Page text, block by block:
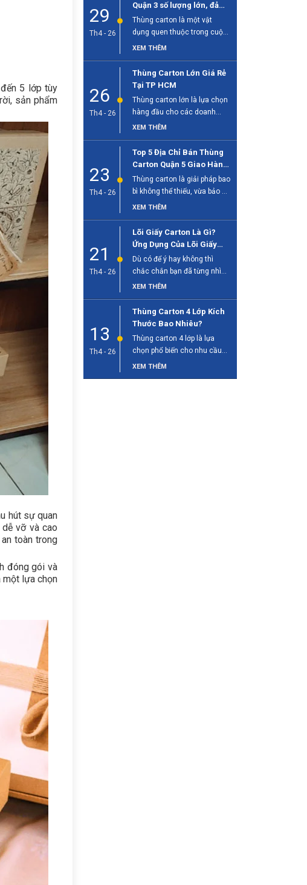
5 lớp tùy
sản phẩm
hút sự quan
vỡ và cao
toàn trong
đóng gói và
một lựa chọn
29
Th4 - 26
Quận 3 số lượng lớn, đảm
bảo chất lượng
Thùng carton là một vật
dụng quen thuộc trong cuộc
sống hiện đại, đặc biệt quan
XEM THÊM
26
Th4 - 26
Thùng Carton Lớn Giá Rẻ
Tại TP HCM
Thùng carton lớn là lựa chọn
hàng đầu cho các doanh
nghiệp cần đóng gói hàng [...]
XEM THÊM
23
Th4 - 26
Top 5 Địa Chỉ Bán Thùng
Carton Quận 5 Giao Hàng
Tận Nơi
Thùng carton là giải pháp bao
bì không thể thiếu, vừa bảo vệ
sản phẩm, vừa [...]
XEM THÊM
21
Th4 - 26
Lõi Giấy Carton Là Gì?
Ứng Dụng Của Lõi Giấy
Trong Công Nghiệp
Dù có để ý hay không thì
chắc chắn bạn đã từng nhìn
thấy lõi giấy [...]
XEM THÊM
13
Th4 - 26
Thùng Carton 4 Lớp Kích
Thước Bao Nhiêu?
Thùng carton 4 lớp là lựa
chọn phổ biến cho nhu cầu
đóng gói và vận [...]
XEM THÊM